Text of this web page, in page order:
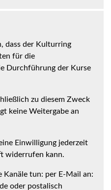
dass der Kulturring
für die
Durchführung der Kurse
zu diesem Zweck
keine Weitergabe an
Einwilligung jederzeit
widerrufen kann.
Kanäle tun: per E-Mail an:
oder postalisch